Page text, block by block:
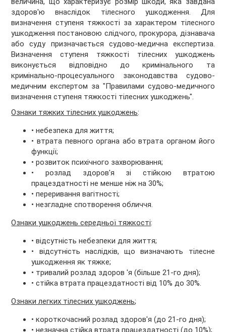
здоров'ю внаслідок тілесного ушкодження. Для
визначення ступеня тяжкості за характером тілесного
ушкодження постановою слідчого, прокурора, дізнавача
або суду призначається судово-медична експертиза.
Визначення ступеня тяжкості тілесних ушкоджень
виконується відповідно до кримінального та
кримінально-процесуального законодавства судово-
медичним експертом за "Правилами судово-медичного
визначення ступеня тяжкості тілесних ушкоджень".
Ознаки тяжких тілесних ушкоджень:
• небезпека для життя;
• втрата певного органа або втрата органом його
функції;
• розвиток психічного захворювання;
• розлад здоров'я зі стійкою втратою
працездатності не менше ніж на 30%;
• переривання вагітності;
• незгладне спотворення обличчя.
Ознаки ушкоджень середньої тяжкості:
• відсутність небезпеки для життя;
• відсутність наслідків, що визначають тілесне
ушкодження як тяжке;
• тривалий розлад здоров 'я (більше 21-го дня);
• стійка втрата працездатності від 10% до 30%.
Ознаки легких тілесних ушкоджень;
• короткочасний розлад здоров'я (до 21-го дня);
• незначна стійка втрата працездатності (до 10%);